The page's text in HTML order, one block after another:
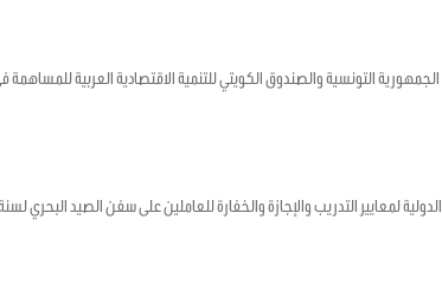
على اتفاقية القرض المبرمة بتاريخ 25 ديسمبر 2018 بين الجمهورية التونسية والصندوق الكويتي للتنمية الاقتصادية
لمعايير التدريب والإجازة والخفارة للعاملين على سفن الصيد البحري لسنة